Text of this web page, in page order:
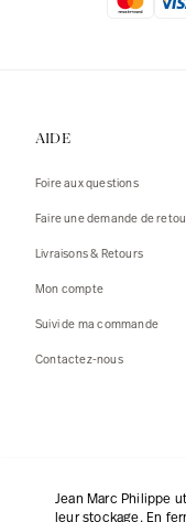
AIDE
Foire aux questions
Faire une demande de
Livraisons & Retours
Mon compte
Suivi de ma commande
Contactez-nous
Jean Marc Philippe
leur stockage. En